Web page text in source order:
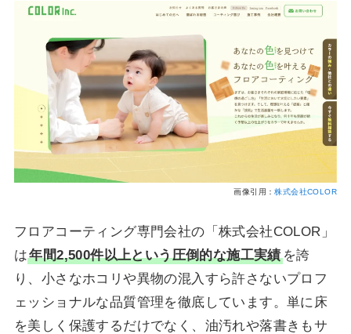
画像引用：株式会社COLOR
フロアコーティング専門会社の「株式会社COLOR」
は年間2,500件以上という圧倒的な施工実績を誇
り、小さなホコリや異物の混入すら許さないプロフ
ェッショナルな品質管理を徹底しています。単に床
を美しく保護するだけでなく、油汚れや落書きもサ